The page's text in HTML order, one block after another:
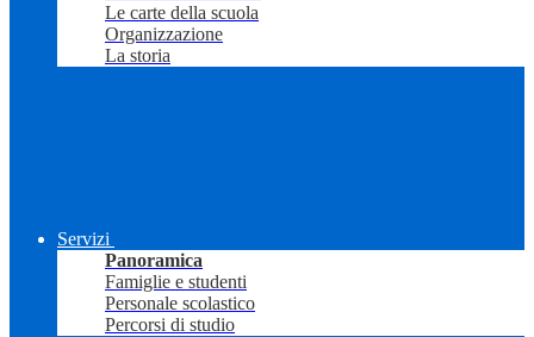
Le carte della scuola
Organizzazione
La storia
Servizi
Panoramica
Famiglie e studenti
Personale scolastico
Percorsi di studio